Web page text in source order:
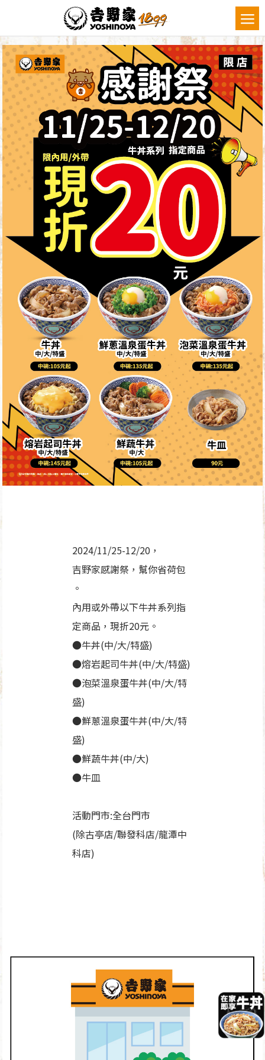
2024/11/25-12/20，
吉野家感謝祭，幫你省荷包
。
內用或外帶以下牛丼系列指
定商品，現折20元。
●牛丼(中/大/特盛)
●熔岩起司牛丼(中/大/特盛)
●泡菜溫泉蛋牛丼(中/大/特
盛)
●鮮蔥溫泉蛋牛丼(中/大/特
盛)
●鮮蔬牛丼(中/大)
●牛皿
活動門市:全台門市
(除古亭店/聯發科店/龍潭中
科店)